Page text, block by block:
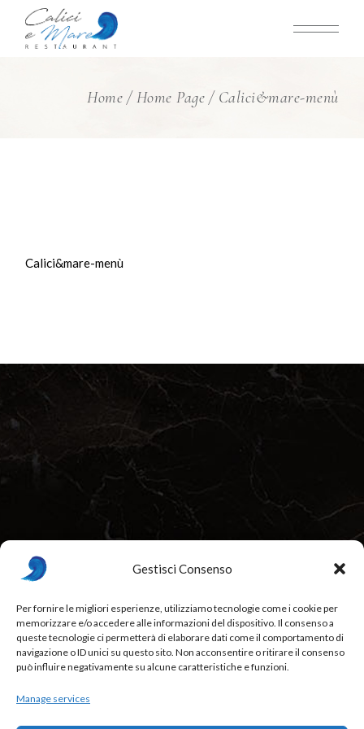
Gestisci Consenso
Per fornire le migliori esperienze, utilizziamo tecnologie come i cookie per
memorizzare e/o accedere alle informazioni del dispositivo. Il consenso a
queste tecnologie ci permetterà di elaborare dati come il comportamento di
navigazione o ID unici su questo sito. Non acconsentire o ritirare il consenso
può influire negativamente su alcune caratteristiche e funzioni.
Manage services
content
Home Home Page Calici&mare-menù
Calici&mare-menù
Beurré Restaurant & Fine Dining, Bordeaux, France
88841 - Italy,012 34 567,beurre@example.com